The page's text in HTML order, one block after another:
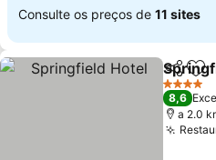
Consulte os preços de 11 sites
Partilhar
4 Estrelas
8,6
a 2.0